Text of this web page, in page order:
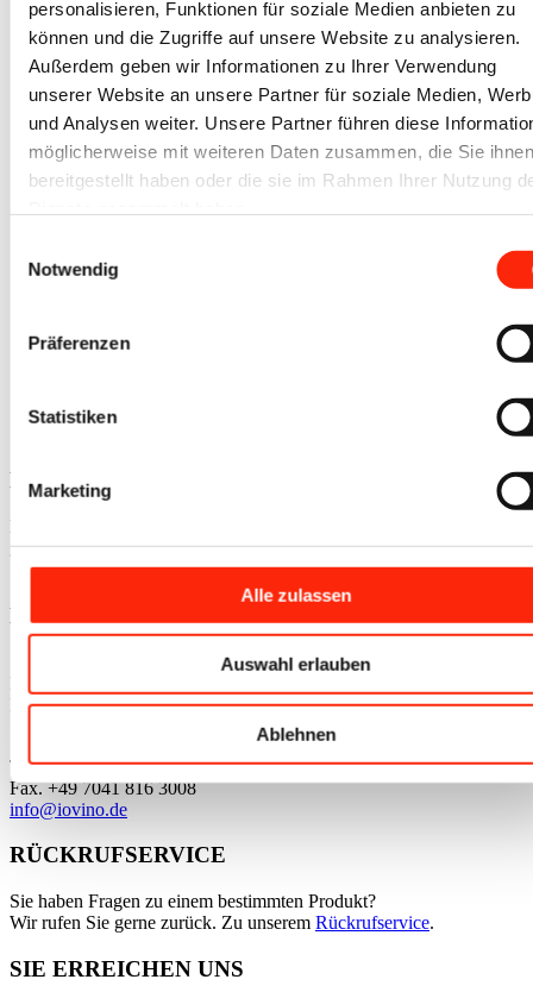
personalisieren, Funktionen für soziale Medien anbieten zu
können und die Zugriffe auf unsere Website zu analysieren.
Außerdem geben wir Informationen zu Ihrer Verwendung
unserer Website an unsere Partner für soziale Medien,
und Analysen weiter. Unsere Partner führen diese
möglicherweise mit weiteren Daten zusammen, die Sie ihnen
bereitgestellt haben oder die sie im Rahmen Ihrer Nutzung
Notwendig
Präferenzen
Statistiken
Marketing
Alle zulassen
Auswahl erlauben
Ablehnen
219,16€ Ursprünglicher Preis war:
219,16 € 179,07€Aktueller Preis ist: 179,07 €. zzgl. MwSt.
Angebot!
exkl. 19 % MwSt.
Versandkosten
KU
1.794,70 €
MwSt. Angebot!
HINWEIS
Bitte beachten Sie, daß sich unser Online-Angebot ausschließlich an
gewerbliche Kunden gem. § 14 BGB oder Behörden richtet. Alle im
Shop verzeichneten Preise zzgl. 19% MwSt.
KONTAKT
IOVINO-Gruppe
Industriestr. 17
Tel.+49 7041 816 3007
Fax. +49 7041 816 3008
info@iovino.de
RÜCKRUFSERVICE
Sie haben Fragen zu einem bestimmten Produkt?
Wir rufen Sie gerne zurück. Zu unserem Rückrufservice.
SIE ERREICHEN UNS